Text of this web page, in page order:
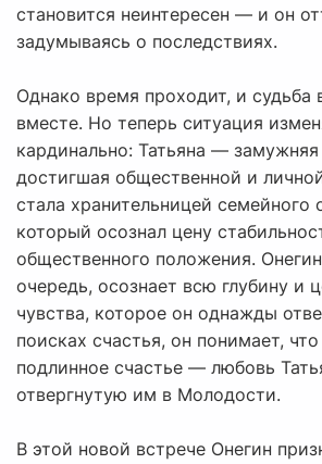
становится неинтересен — и он
задумываясь о последствиях.
Однако время проходит, и судьба
вместе. Но теперь ситуация
кардинально: Татьяна —
достигшая общественной и
стала хранительницей семейного
который осознал цену
общественного положения.
очередь, осознает всю глубину и
чувства, которое он однажды
поисках счастья, он понимает,
подлинное счастье — любовь
отвергнутую им в Молодости.
В этой новой встрече Онегин